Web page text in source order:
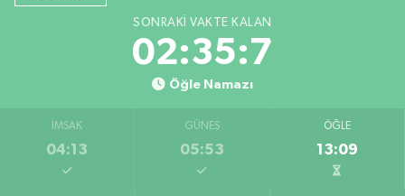
SONRAKI VAKTE KALAN
02:35:7
Öğle Namazı
İMSAK
04:13
GÜNEŞ
05:53
ÖĞLE
13:09